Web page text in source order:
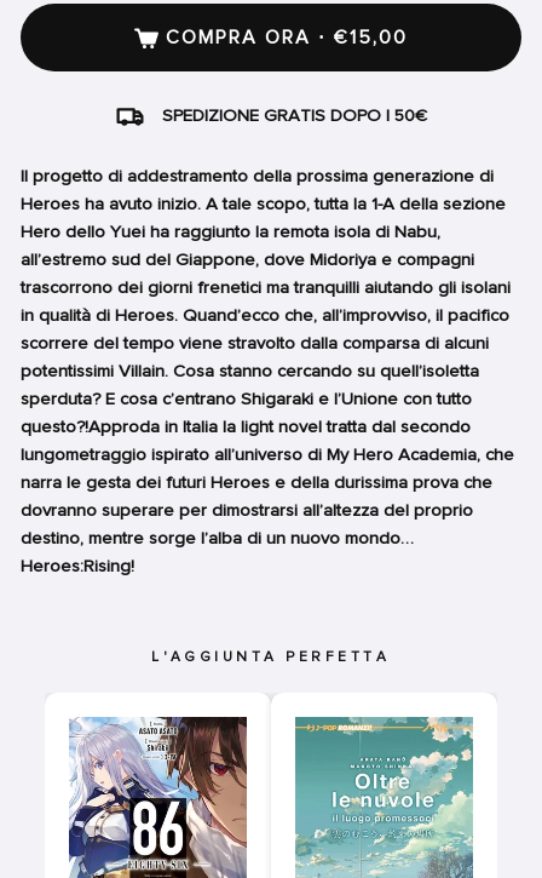
COMPRA ORA · €15,00
SPEDIZIONE GRATIS DOPO I 50€
Il progetto di addestramento della prossima generazione di
Heroes ha avuto inizio. A tale scopo, tutta la 1-A della sezione
Hero dello Yuei ha raggiunto la remota isola di Nabu,
all’estremo sud del Giappone, dove Midoriya e compagni
trascorrono dei giorni frenetici ma tranquilli aiutando gli isolani
in qualità di Heroes. Quand’ecco che, all’improvviso, il pacifico
scorrere del tempo viene stravolto dalla comparsa di alcuni
potentissimi Villain. Cosa stanno cercando su quell’isoletta
sperduta? E cosa c’entrano Shigaraki e l’Unione con tutto
questo?!Approda in Italia la light novel tratta dal secondo
lungometraggio ispirato all’universo di My Hero Academia, che
narra le gesta dei futuri Heroes e della durissima prova che
dovranno superare per dimostrarsi all’altezza del proprio
destino, mentre sorge l’alba di un nuovo mondo…
Heroes:Rising!
L'AGGIUNTA PERFETTA